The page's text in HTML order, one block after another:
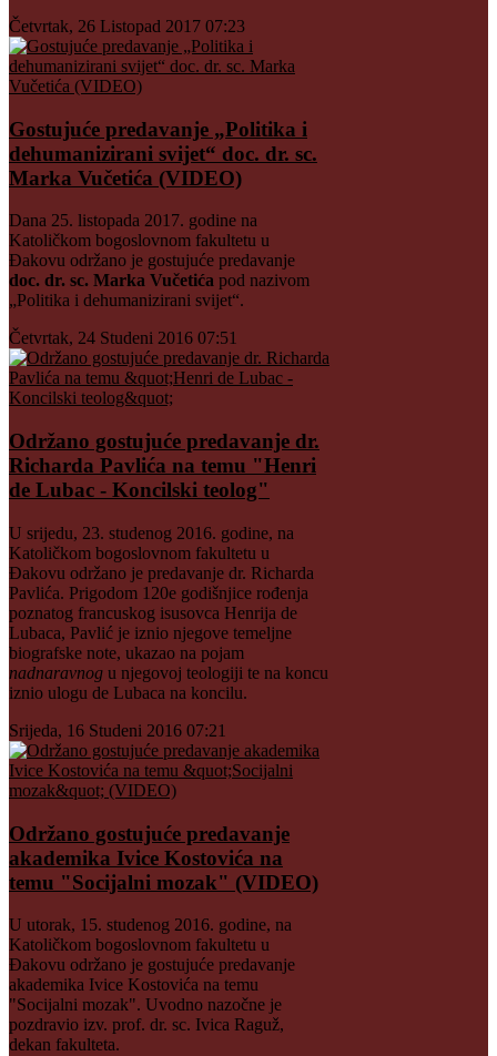
Četvrtak, 26 Listopad 2017 07:23
Gostujuće predavanje „Politika i
dehumanizirani svijet“ doc. dr. sc.
Marka Vučetića (VIDEO)
Dana 25. listopada 2017. godine na
Katoličkom bogoslovnom fakultetu u
Đakovu održano je gostujuće predavanje
doc. dr. sc. Marka Vučetića pod nazivom
„Politika i dehumanizirani svijet“.
Četvrtak, 24 Studeni 2016 07:51
Održano gostujuće predavanje dr.
Richarda Pavlića na temu "Henri
de Lubac - Koncilski teolog"
U srijedu, 23. studenog 2016. godine, na
Katoličkom bogoslovnom fakultetu u
Đakovu održano je predavanje dr. Richarda
Pavlića. Prigodom 120e godišnjice rođenja
poznatog francuskog isusovca Henrija de
Lubaca, Pavlić je iznio njegove temeljne
biografske note, ukazao na pojam
nadnaravnog u njegovoj teologiji te na koncu
iznio ulogu de Lubaca na koncilu.
Srijeda, 16 Studeni 2016 07:21
Održano gostujuće predavanje
akademika Ivice Kostovića na
temu "Socijalni mozak" (VIDEO)
U utorak, 15. studenog 2016. godine, na
Katoličkom bogoslovnom fakultetu u
Đakovu održano je gostujuće predavanje
akademika Ivice Kostovića na temu
"Socijalni mozak". Uvodno nazočne je
pozdravio izv. prof. dr. sc. Ivica Raguž,
dekan fakulteta.